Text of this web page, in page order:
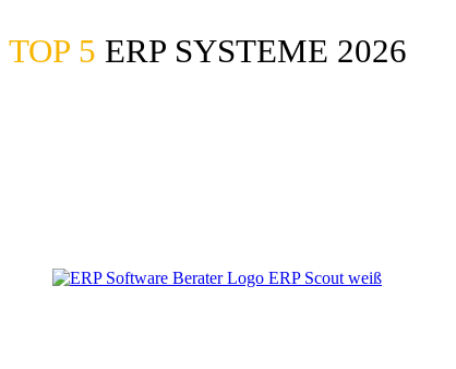
Zum
Inhalt
TOP 5 ERP SYSTEME 2026